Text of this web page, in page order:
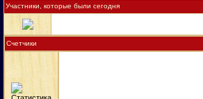
Участники, которые были сегодня
Счетчики